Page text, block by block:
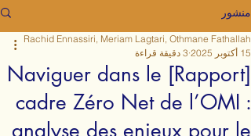
منشور
[Rapport] Naviguer dans le
cadre Zéro Net de l’OMI :
analyse des enjeux pour le
Rachid Ennassiri, Meriam Lagtari, Othmane Fathallah
15 أكتوبر 2025
3 دقيقة قراءة